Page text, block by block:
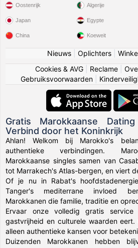
Oostenrijk
Japan
China
Algerije
Egypte
Koeweit
Nieuws| Oplichters|
Cookies & AVG
Reclame
Gebruiksvoorwaarden
Gratis Marokkaanse
Verbind door het Koninkrijk
Ahlan! Welkom bij Marokko's
authentieke verbindingen.
Marokkaanse singles samen van
tot Marrakech's Atlas-bergen, en viert
Of je nu in Rabat's
Tanger's mediterrane invloed
Marokkanen die familie, traditie en
Ervaar onze volledig gratis service
gastvrijheid en culturele waarden
alleen authentieke kansen voor
Duizenden Marokkanen hebben